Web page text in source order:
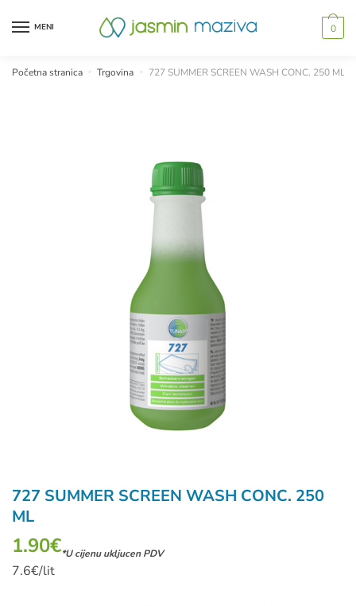
MENI 0
Početna stranica » Trgovina » 727 SUMMER SCREEN WASH CONC. 250 ML
727 SUMMER SCREEN WASH CONC. 250
ML
1.90€*U cijenu ukljucen PDV
7.6€/lit